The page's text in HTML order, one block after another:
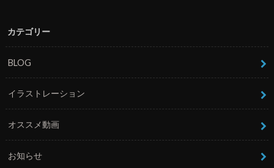
カテゴリー
BLOG
イラストレーション
オススメ動画
お知らせ